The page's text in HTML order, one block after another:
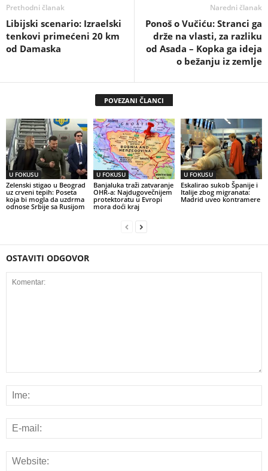
Prethodni članak
Libijski scenario: Izraelski
tenkovi primećeni 20 km
od Damaska
Naredni članak
Ponoš o Vučiću: Stranci ga
drže na vlasti, za razliku
od Asada – Kopka ga ideja
o bežanju iz zemlje
POVEZANI ČLANCI
U FOKUSU
Zelenski stigao u Beograd
uz crveni tepih: Poseta
koja bi mogla da uzdrma
odnose Srbije sa Rusijom
U FOKUSU
Banjaluka traži zatvaranje
OHR-a: Najdugovečnijem
protektoratu u Evropi
mora doći kraj
U FOKUSU
Eskalirao sukob Španije i
Italije zbog migranata:
Madrid uveo kontramere
OSTAVITI ODGOVOR